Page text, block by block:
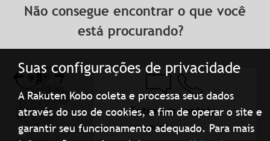
Suas configurações de privacidade
A Rakuten Kobo coleta e processa seus dados
através do uso de cookies, a fim de operar o site e
garantir seu funcionamento adequado. Para mais
Não consegue encontrar o que você
está procurando?
Entre em contato
conosco